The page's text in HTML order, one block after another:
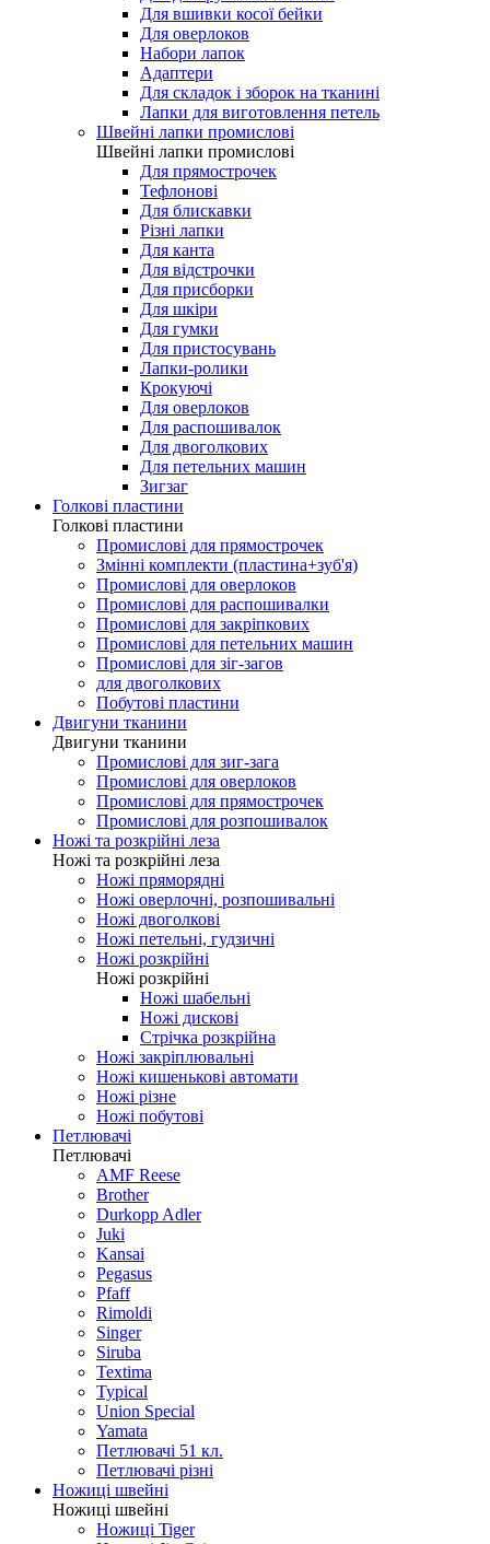
Для вшивки косої бейки
Для оверлоков
Набори лапок
Адаптери
Для складок і зборок на тканині
Лапки для виготовлення петель
Швейні лапки промислові
Швейні лапки промислові
Для прямострочек
Тефлонові
Для блискавки
Різні лапки
Для канта
Для відстрочки
Для присборки
Для шкіри
Для гумки
Для пристосувань
Лапки-ролики
Крокуючі
Для оверлоков
Для распошивалок
Для двоголкових
Для петельних машин
Зигзаг
Голкові пластини
Голкові пластини
Промислові для прямострочек
Змінні комплекти (пластина+зуб'я)
Промислові для оверлоков
Промислові для распошивалки
Промислові для закріпкових
Промислові для петельних машин
Промислові для зіг-загов
для двоголкових
Побутові пластини
Двигуни тканини
Двигуни тканини
Промислові для зиг-зага
Промислові для оверлоков
Промислові для прямострочек
Промислові для розпошивалок
Ножі та розкрійні леза
Ножі та розкрійні леза
Ножі пряморядні
Ножі оверлочні, розпошивальні
Ножі двоголкові
Ножі петельні, гудзичні
Ножі розкрійні
Ножі розкрійні
Ножі шабельні
Ножі дискові
Стрічка розкрійна
Ножі закріплювальні
Ножі кишенькові автомати
Ножі різне
Ножі побутові
Петлювачі
Петлювачі
AMF Reese
Brother
Durkopp Adler
Juki
Kansai
Pegasus
Pfaff
Rimoldi
Singer
Siruba
Textima
Typical
Union Special
Yamata
Петлювачі 51 кл.
Петлювачі різні
Ножиці швейні
Ножиці швейні
Ножиці Tiger